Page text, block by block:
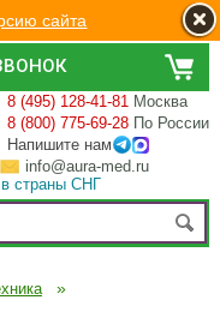
8 (495) 128-41-81 Москва
8 (800) 775-69-28 По России
Напишите нам
info@aura-med.ru
в страны СНГ
»
сайта